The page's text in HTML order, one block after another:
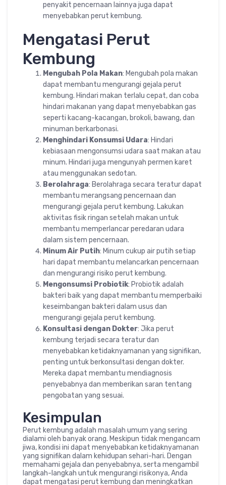
penyakit pencernaan lainnya juga dapat
menyebabkan perut kembung.
Mengatasi Perut
Kembung
Mengubah Pola Makan: Mengubah pola makan
dapat membantu mengurangi gejala perut
kembung. Hindari makan terlalu cepat, dan coba
hindari makanan yang dapat menyebabkan gas
seperti kacang-kacangan, brokoli, bawang, dan
minuman berkarbonasi.
Menghindari Konsumsi Udara: Hindari
kebiasaan mengonsumsi udara saat makan atau
minum. Hindari juga mengunyah permen karet
atau menggunakan sedotan.
Berolahraga: Berolahraga secara teratur dapat
membantu merangsang pencernaan dan
mengurangi gejala perut kembung. Lakukan
aktivitas fisik ringan setelah makan untuk
membantu memperlancar peredaran udara
dalam sistem pencernaan.
Minum Air Putih: Minum cukup air putih setiap
hari dapat membantu melancarkan pencernaan
dan mengurangi risiko perut kembung.
Mengonsumsi Probiotik: Probiotik adalah
bakteri baik yang dapat membantu memperbaiki
keseimbangan bakteri dalam usus dan
mengurangi gejala perut kembung.
Konsultasi dengan Dokter: Jika perut
kembung terjadi secara teratur dan
menyebabkan ketidaknyamanan yang signifikan,
penting untuk berkonsultasi dengan dokter.
Mereka dapat membantu mendiagnosis
penyebabnya dan memberikan saran tentang
pengobatan yang sesuai.
Kesimpulan
Perut kembung adalah masalah umum yang sering
dialami oleh banyak orang. Meskipun tidak mengancam
jiwa, kondisi ini dapat menyebabkan ketidaknyamanan
yang signifikan dalam kehidupan sehari-hari. Dengan
memahami gejala dan penyebabnya, serta mengambil
langkah-langkah untuk mengurangi risikonya, Anda
dapat mengatasi perut kembung dan meningkatkan